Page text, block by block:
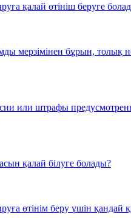
қалай өтініш беруге
мерзімінен бұрын, толық
или штрафы
қалай білуге болады?
өтінім беру үшін қандай